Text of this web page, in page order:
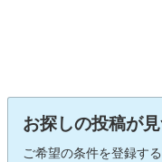
お探しの投稿が
ご希望の条件を登録す